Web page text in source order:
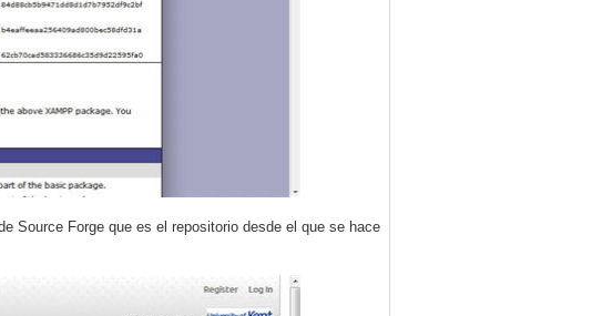
Source Forge que es el repositorio desde el que se hace